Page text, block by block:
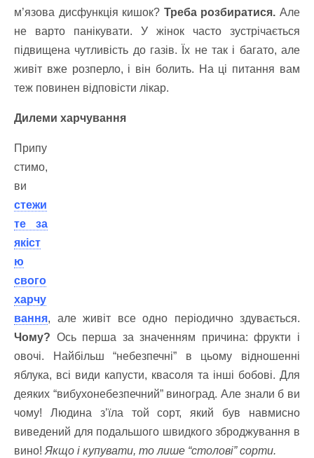
м’язова дисфункція кишок? Треба розбиратися. Але
не варто панікувати. У жінок часто зустрічається
підвищена чутливість до газів. Їх не так і багато, але
живіт вже розперло, і він болить. На ці питання вам
теж повинен відповісти лікар.
Дилеми харчування
Припу
стимо,
ви
стежи
те за
якіст
ю
свого
харчу
вання, але живіт все одно періодично здувається.
Чому? Ось перша за значенням причина: фрукти і
овочі. Найбільш “небезпечні” в цьому відношенні
яблука, всі види капусти, квасоля та інші бобові. Для
деяких “вибухонебезпечний” виноград. Але знали б ви
чому! Людина з’їла той сорт, який був навмисно
виведений для подальшого швидкого зброджування в
вино! Якщо і купувати, то лише “столові” сорти.